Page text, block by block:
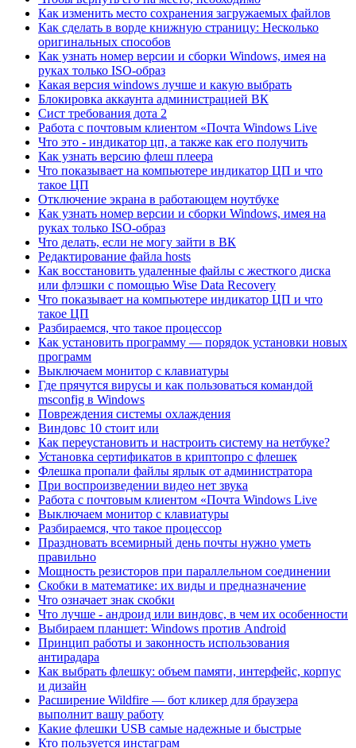
Как изменить место сохранения загружаемых файлов
Как сделать в ворде книжную страницу: Несколько
оригинальных способов
Как узнать номер версии и сборки Windows, имея на
руках только ISO-образ
Какая версия windows лучше и какую выбрать
Блокировка аккаунта администрацией ВК
Сист требования дота 2
Работа с почтовым клиентом «Почта Windows Live
Что это - индикатор цп, а также как его получить
Как узнать версию флеш плеера
Что показывает на компьютере индикатор ЦП и что
такое ЦП
Отключение экрана в работающем ноутбуке
Как узнать номер версии и сборки Windows, имея на
руках только ISO-образ
Что делать, если не могу зайти в ВК
Редактирование файла hosts
Как восстановить удаленные файлы с жесткого диска
или флэшки с помощью Wise Data Recovery
Что показывает на компьютере индикатор ЦП и что
такое ЦП
Разбираемся, что такое процессор
Как установить программу — порядок установки новых
программ
Выключаем монитор с клавиатуры
Где прячутся вирусы и как пользоваться командой
msconfig в Windows
Повреждения системы охлаждения
Виндовс 10 стоит или
Как переустановить и настроить систему на нетбуке?
Установка сертификатов в криптопро с флешек
Флешка пропали файлы ярлык от администратора
При воспроизведении видео нет звука
Работа с почтовым клиентом «Почта Windows Live
Выключаем монитор с клавиатуры
Разбираемся, что такое процессор
Праздновать всемирный день почты нужно уметь
правильно
Мощность резисторов при параллельном соединении
Скобки в математике: их виды и предназначение
Что означает знак скобки
Что лучше - андроид или виндовс, в чем их особенности
Выбираем планшет: Windows против Android
Принцип работы и законность использования
антирадара
Как выбрать флешку: объем памяти, интерфейс, корпус
и дизайн
Расширение Wildfire — бот кликер для браузера
выполнит вашу работу
Какие флешки USB самые надежные и быстрые
Кто пользуется инстаграм